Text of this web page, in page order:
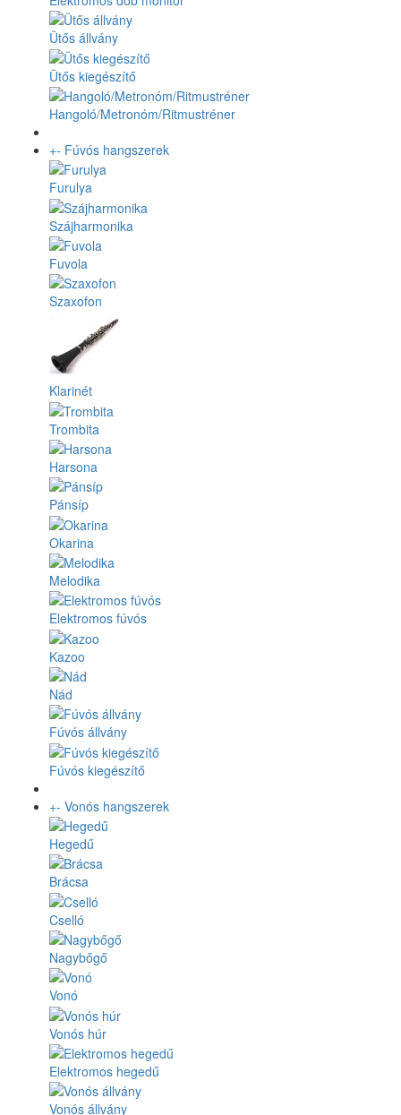
Ütős állvány
Ütős kiegészítő
Hangoló/Metronóm/Ritmustréner
+- Fúvós hangszerek
Furulya
Szájharmonika
Fuvola
Szaxofon
Klarinét
Trombita
Harsona
Pánsíp
Okarina
Melodika
Elektromos fúvós
Kazoo
Nád
Fúvós állvány
Fúvós kiegészítő
+- Vonós hangszerek
Hegedű
Brácsa
Cselló
Nagybőgő
Vonó
Vonós húr
Elektromos hegedű
Vonós állvány